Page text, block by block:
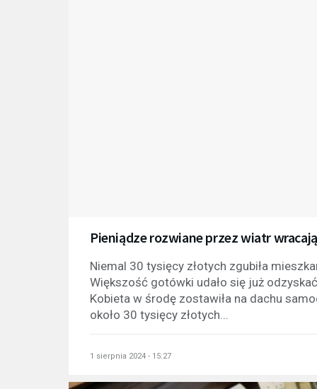
Pieniądze rozwiane przez wiatr
Niemal 30 tysięcy złotych zgubiła
Większość gotówki udało się już
Kobieta w środę zostawiła na dachu
około 30 tysięcy złotych...
1 sierpnia 2024 - 15:27